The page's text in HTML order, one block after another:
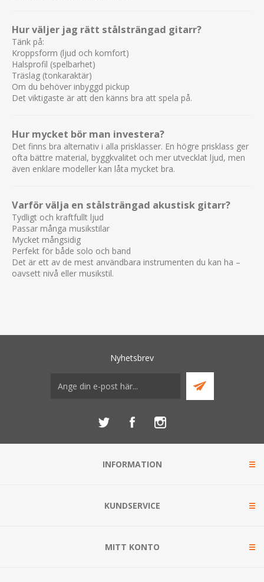
Hur väljer jag rätt stålsträngad gitarr?
Tänk på:
Kroppsform (ljud och komfort)
Halsprofil (spelbarhet)
Träslag (tonkaraktär)
Om du behöver inbyggd pickup
Det viktigaste är att den känns bra att spela på.
Hur mycket bör man investera?
Det finns bra alternativ i alla prisklasser. En högre prisklass ger
ofta bättre material, byggkvalitet och mer utvecklat ljud, men
även enklare modeller kan låta mycket bra.
Varför välja en stålsträngad akustisk gitarr?
Tydligt och kraftfullt ljud
Passar många musikstilar
Mycket mångsidig
Perfekt för både solo och band
Det är ett av de mest användbara instrumenten du kan ha –
oavsett nivå eller musikstil.
Nyhetsbrev
INFORMATION
KUNDSERVICE
MITT KONTO